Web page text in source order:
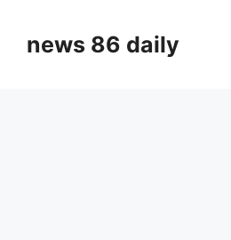
contentnews 86 daily